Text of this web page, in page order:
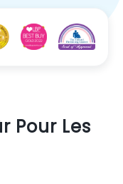
Pour Les